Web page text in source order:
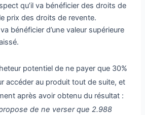
qu’il va bénéficier des droits de
prix des droits de revente.
bénéficier d’une valeur supérieure
potentiel de ne payer que 30%
accéder au produit tout de suite, et
après avoir obtenu du résultat :
de ne verser que 2.988